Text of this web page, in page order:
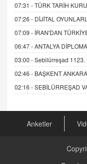
07:31 -TÜRK TARİH
07:26 - DİJİTAL
07:09 - İRAN'DAN
06:47 -ANTALYA
03:00 -Sebilürreşad 1123.
02:46 - BAŞKENT
02:16 -SEBİLÜRREŞAD
Anketler